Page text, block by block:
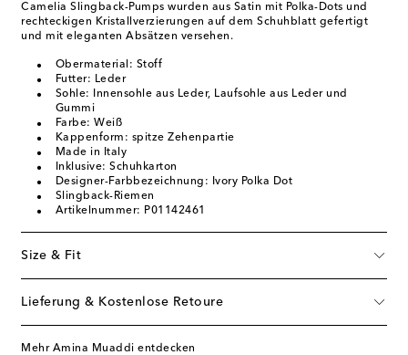
Camelia Slingback-Pumps wurden aus Satin mit Polka-Dots und
rechteckigen Kristallverzierungen auf dem Schuhblatt gefertigt
und mit eleganten Absätzen versehen.
Obermaterial: Stoff
Futter: Leder
Sohle: Innensohle aus Leder, Laufsohle aus Leder und
Gummi
Farbe: Weiß
Kappenform: spitze Zehenpartie
Made in Italy
Inklusive: Schuhkarton
Designer-Farbbezeichnung: Ivory Polka Dot
Slingback-Riemen
Artikelnummer: P01142461
Size & Fit
Lieferung & Kostenlose Retoure
Mehr Amina Muaddi entdecken